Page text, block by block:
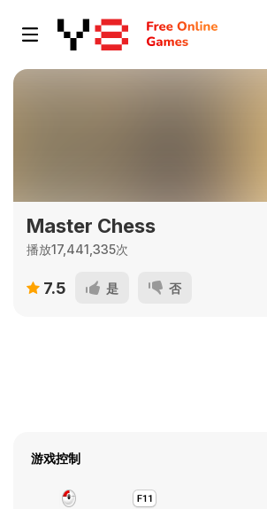
Master Chess
播放17,441,335次
7.5 是 否
游戏控制